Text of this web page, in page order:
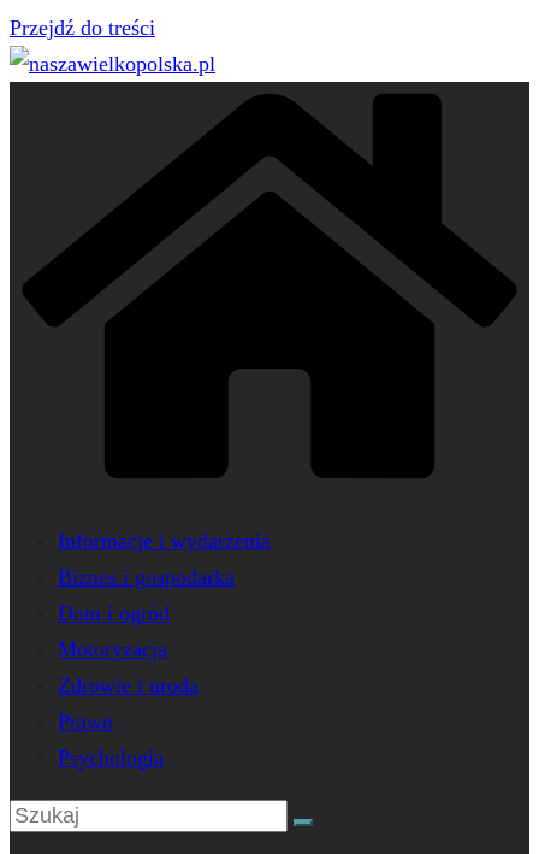
Przejdź do treści
Informacje i wydarzenia
Biznes i gospodarka
Dom i ogród
Motoryzacja
Zdrowie i uroda
Prawo
Psychologia